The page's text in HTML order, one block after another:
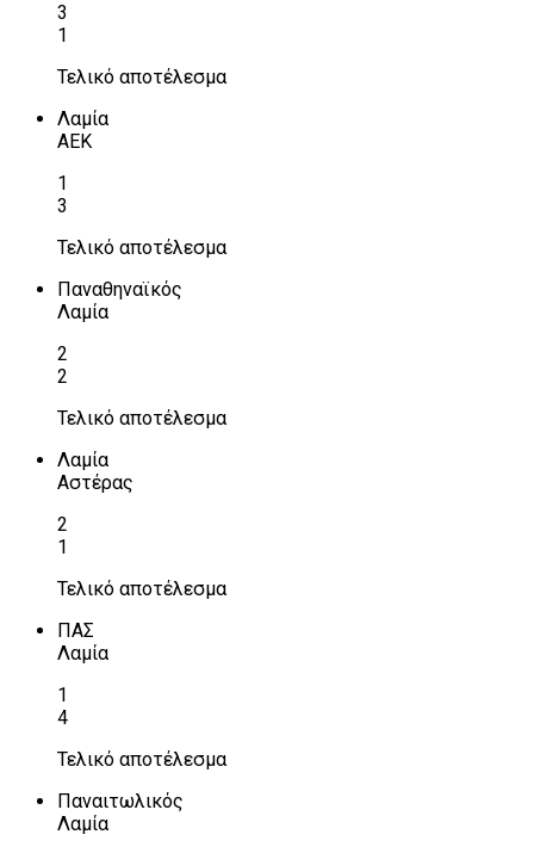
3
1
Τελικό αποτέλεσμα
Λαμία
ΑΕΚ
1
3
Τελικό αποτέλεσμα
Παναθηναϊκός
Λαμία
2
2
Τελικό αποτέλεσμα
Λαμία
Αστέρας
2
1
Τελικό αποτέλεσμα
ΠΑΣ
Λαμία
1
4
Τελικό αποτέλεσμα
Παναιτωλικός
Λαμία